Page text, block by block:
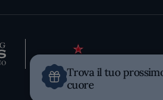
Trova il tuo
cuore